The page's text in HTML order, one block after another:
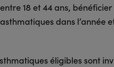
18 et 44 ans, bénéficier
dans l’année
éligibles sont